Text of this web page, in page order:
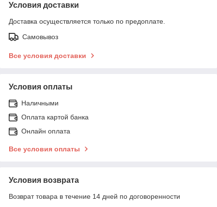
Условия доставки
Доставка осуществляется только по предоплате.
Самовывоз
Все условия доставки
Условия оплаты
Наличными
Оплата картой банка
Онлайн оплата
Все условия оплаты
Условия возврата
Возврат товара в течение 14 дней по договоренности